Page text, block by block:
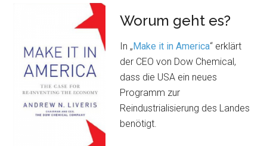
Worum geht es?
In „Make it in America“ erklärt
der CEO von Dow Chemical,
dass die USA ein neues
Programm zur
Reindustrialisierung des Landes
benötigt.